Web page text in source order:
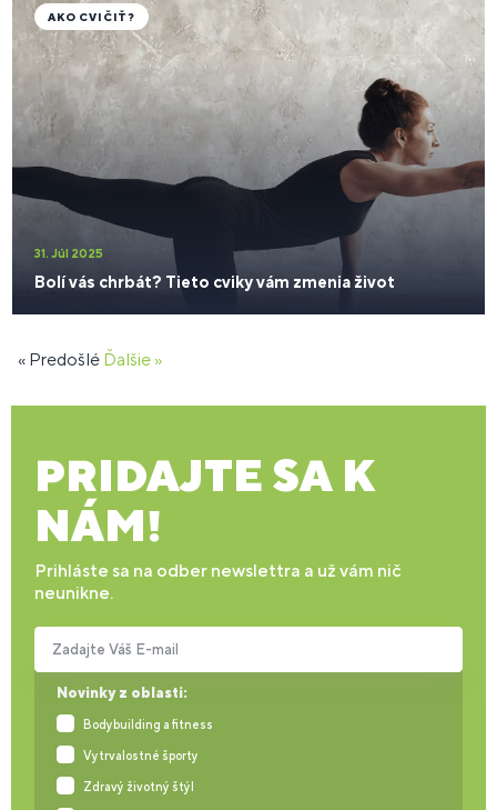
31. Júl 2025
Bolí vás chrbát? Tieto cviky vám zmenia život
AKO CVIČIŤ?
« Predošlé Ďalšie »
PRIDAJTE SA K
NÁM!
Prihláste sa na odber newslettra a už vám nič
neunikne.
Novinky z oblasti:
Bodybuilding a fitness
Vytrvalostné športy
Zdravý životný štýl
Zadajte Váš E-mail